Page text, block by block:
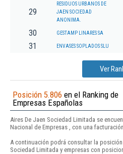
29
RESIDUOS URBANOS DE
JAEN SOCIEDAD
ANONIMA.
30 GESTAMP LINARES SA
31 ENVASES SOPLADOS SLU
Ver
Posición 5.806 en el Ranking de
Empresas Españolas
Aires De Jaen Sociedad Limitada se
Nacional de Empresas , con una
A continuación podrá consultar la posición
Sociedad Limitada y empresas con